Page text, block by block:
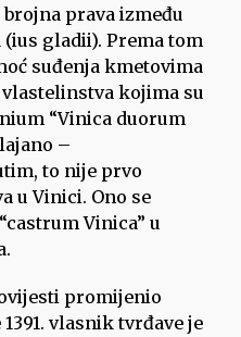
prava između
gladii). Prema tom
suđenja kmetovima
kojima su
“Vinica duorum
–
to nije prvo
u Vinici. Ono se
Vinica” u
promijenio
vlasnik tvrđave je